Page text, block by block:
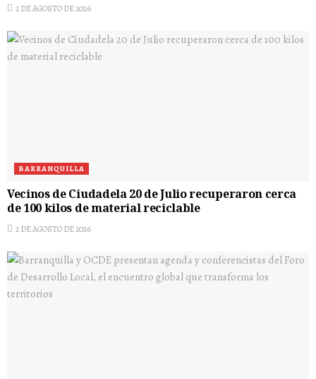
2 DE AGOSTO DE 2026
BARRANQUILLA
Vecinos de Ciudadela 20 de Julio recuperaron cerca
de 100 kilos de material reciclable
2 DE AGOSTO DE 2026